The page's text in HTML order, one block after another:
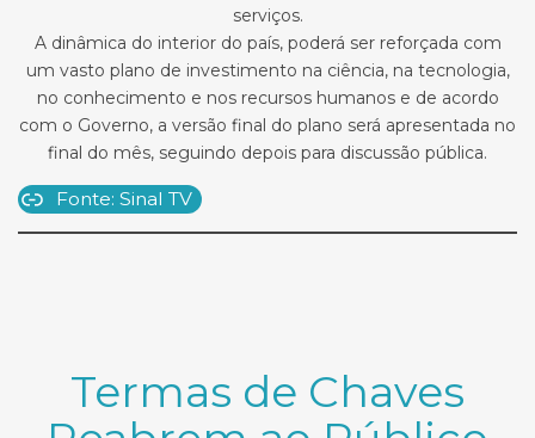
serviços.
A dinâmica do interior do país, poderá ser reforçada com
um vasto plano de investimento na ciência, na tecnologia,
no conhecimento e nos recursos humanos e de acordo
com o Governo, a versão final do plano será apresentada no
final do mês, seguindo depois para discussão pública.
Fonte: Sinal TV
Termas de Chaves